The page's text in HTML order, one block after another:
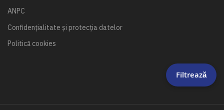
ANPC
Confidențialitate și protecția datelor
Politică cookies
Filtrează